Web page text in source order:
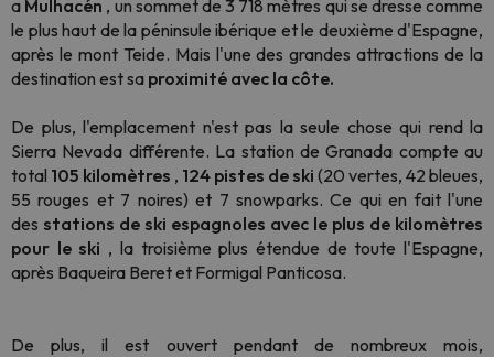
a Mulhacén , un sommet de 3 718 mètres qui se dresse comme
le plus haut de la péninsule ibérique et le deuxième d'Espagne,
après le mont Teide. Mais l'une des grandes attractions de la
destination est sa proximité avec la côte.
De plus, l'emplacement n'est pas la seule chose qui rend la
Sierra Nevada différente. La station de Granada compte au
total 105 kilomètres , 124 pistes de ski (20 vertes, 42 bleues,
55 rouges et 7 noires) et 7 snowparks. Ce qui en fait l'une
des stations de ski espagnoles avec le plus de kilomètres
pour le ski , la troisième plus étendue de toute l'Espagne,
après Baqueira Beret et Formigal Panticosa.
De plus, il est ouvert pendant de nombreux mois,